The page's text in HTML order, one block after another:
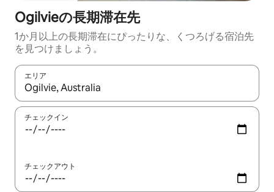
Ogilvieの長期滞在先
1か月以上の長期滞在にぴったりな、くつろげる宿泊先
を見つけましょう。
エリア
検索結果が表示されたら、上下の矢印キーを使って移動するか
チェックイン
チェックアウト